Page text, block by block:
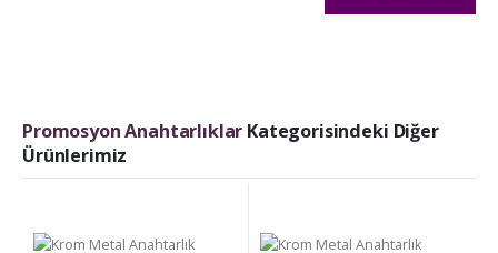
Promosyon Anahtarlıklar Kategorisindeki Diğer
Ürünlerimiz